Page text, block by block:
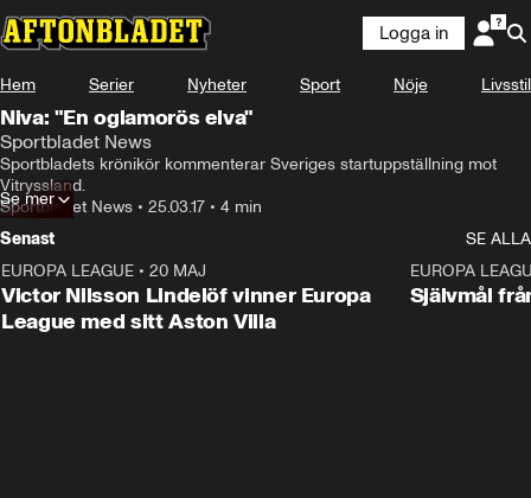
Logga in
Hem Serier Nyheter Sport Nöje Livsstil
Niva: "En oglamorös elva"
Sportbladet News
Sportbladets krönikör kommenterar Sveriges startuppställning mot
Vitryssland.
Sportbladet News • 25.03.17 • 4 min
Se mer
Senast
SE ALLA
EUROPA LEAGUE • 20 MAJ
Victor Nilsson Lindelöf vinner Europa
League med sitt Aston Villa
EUROPA
Självmål